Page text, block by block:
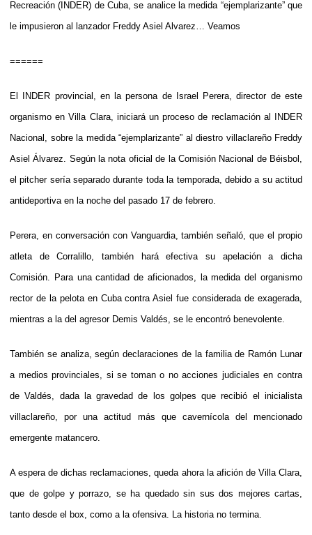
Recreación (INDER) de Cuba, se analice la medida “ejemplarizante” que
le impusieron al lanzador Freddy Asiel Alvarez… Veamos
======
El INDER provincial, en la persona de Israel Perera, director de este
organismo en Villa Clara, iniciará un proceso de reclamación al INDER
Nacional, sobre la medida “ejemplarizante” al diestro villaclareño Freddy
Asiel Álvarez. Según la nota oficial de la Comisión Nacional de Béisbol,
el pitcher sería separado durante toda la temporada, debido a su actitud
antideportiva en la noche del pasado 17 de febrero.
Perera, en conversación con Vanguardia, también señaló, que el propio
atleta de Corralillo, también hará efectiva su apelación a dicha
Comisión. Para una cantidad de aficionados, la medida del organismo
rector de la pelota en Cuba contra Asiel fue considerada de exagerada,
mientras a la del agresor Demis Valdés, se le encontró benevolente.
También se analiza, según declaraciones de la familia de Ramón Lunar
a medios provinciales, si se toman o no acciones judiciales en contra
de Valdés, dada la gravedad de los golpes que recibió el inicialista
villaclareño, por una actitud más que cavernícola del mencionado
emergente matancero.
A espera de dichas reclamaciones, queda ahora la afición de Villa Clara,
que de golpe y porrazo, se ha quedado sin sus dos mejores cartas,
tanto desde el box, como a la ofensiva. La historia no termina.